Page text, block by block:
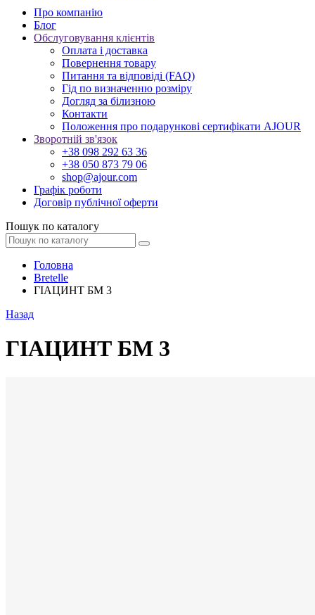
Про компанію
Блог
Обслуговування клієнтів
Оплата і доставка
Повернення товару
Питання та відповіді (FAQ)
Гід по визначенню розміру
Догляд за білизною
Контакти
Положення про подарункові сертифікати AJOUR
Зворотній зв'язок
+38 098 292 63 36
+38 050 873 79 06
shop@ajour.com
Графік роботи
Договір публічної оферти
Пошук по каталогу
Головна
Bretelle
ГІАЦИНТ БМ 3
Назад
ГІАЦИНТ БМ 3